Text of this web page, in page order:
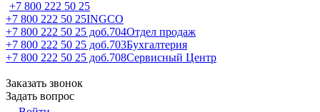
+7 800 222 50 25
+7 800 222 50 25INGCO
+7 800 222 50 25 доб.704Отдел продаж
+7 800 222 50 25 доб.703Бухгалтерия
+7 800 222 50 25 доб.708Сервисный Центр
Заказать звонок
Задать вопрос